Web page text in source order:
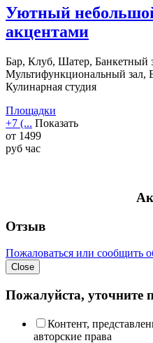
Уютный
акцентами
Бар, Клуб, Шатер, Банкетный
Мультифункциональный зал,
Кулинарная студия
Площадки
+7 (... Показать
от 1499
руб час
Отзыв
Пожаловаться или сообщить
Close
Пожалуйста, уточните
Контент,
авторские права